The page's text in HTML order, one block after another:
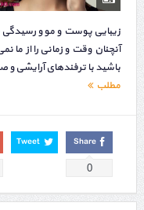
زیبایی پوست و مو و رسیدگی
آنچنان وقت و زمانی را از
باشید با ترفندهای
مطلب
Share
0
Tweet